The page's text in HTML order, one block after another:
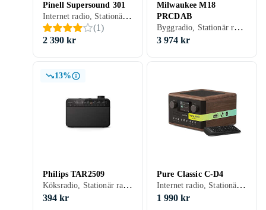
Pinell Supersound 301
Internet radio, Stationär radio, FM, Internetströmning, DAB, DAB+, Nätström, Klockradio med alarm, Fjärrkontroll, Display, Hörlursutgång, Analog 3,5mm-ingång (Aux)
(1)
2 390 kr
Milwaukee M18
PRCDAB
Byggradio, Stationär radio, Bärbar radio, FM, AM, DAB+, Batteri, Nätström, Uppladdningsbart batteri, RDS-radio, Klockradio med alarm, Allvädersskydd (damm/fukttålig), Hörlursutgång, USB, Analog 3,5mm-ingång (Aux)
3 974 kr
13%
Philips TAR2509
Köksradio, Stationär radio, Bärbar radio, FM, AM, MW, Batteri, Hörlursutgång
394 kr
Pure Classic C-D4
Internet radio, Stationär radio, FM, DAB, DAB+, Nätström, Analog 3,5mm-ingång (Aux)
1 990 kr